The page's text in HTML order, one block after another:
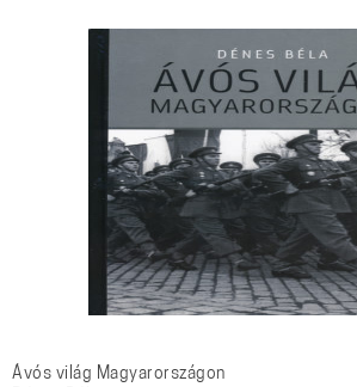
Ávós világ Magyarországon